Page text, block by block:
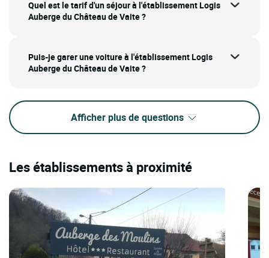
Quel est le tarif d'un séjour à l'établissement Logis
Auberge du Château de Vaite ?
Puis-je garer une voiture à l'établissement Logis
Auberge du Château de Vaite ?
Afficher plus de questions
Les établissements à proximité